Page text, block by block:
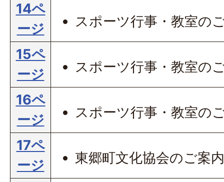
14ペ
ージ
スポーツ行事・教室の
15ペ
ージ
スポーツ行事・教室の
16ペ
ージ
スポーツ行事・教室の
17ペ
ージ
東郷町文化協会のご案